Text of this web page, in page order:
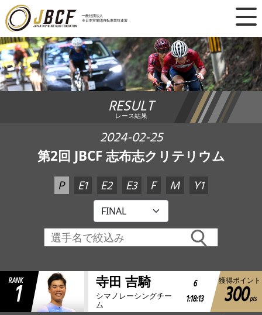
一般社団法人
全日本実業団自転車競技連盟
×
ニュース
レース日程
ランキング
レース結果
チーム・選手
競技ガイド
加盟・登録
JBCF ROAD SERIESとは
RESULT
レース結果
2024-02-25
第2回 JBCF 志布志クリテリウム
P E1 E2 E3 F M Y1
RANK
1 寺田 吉騎
シマノレーシングチー
ム
6
1:18:13
獲得ポイント
300pts